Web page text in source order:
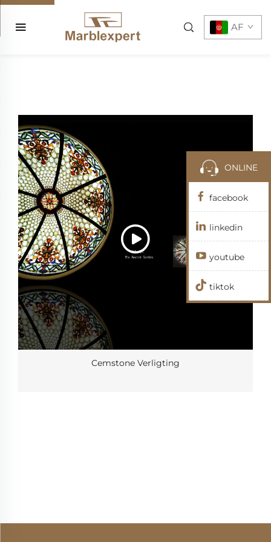
AF
Cemstone Verligting
ONLINE
facebook
linkedin
youtube
tiktok